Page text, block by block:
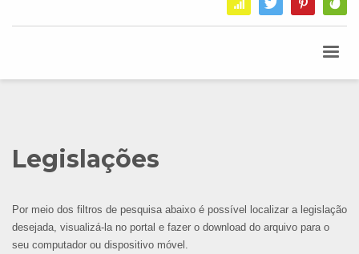
Legislações
Por meio dos filtros de pesquisa abaixo é possível localizar a legislação
desejada, visualizá-la no portal e fazer o download do arquivo para o
seu computador ou dispositivo móvel.